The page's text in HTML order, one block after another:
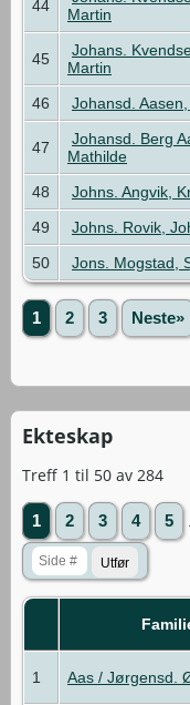
44
Martin
45
Johans.
Martin
46 Johansd. Aasen,
47
Johansd. Berg
Mathilde
48 Johns. Angvik,
49
Johns. Rovik,
50
Jons. Mogstad,
1 2 3 Neste»
Ekteskap
Treff 1 til 50 av 284
1 2 3 4 5
1 Aas / Jørgensd.